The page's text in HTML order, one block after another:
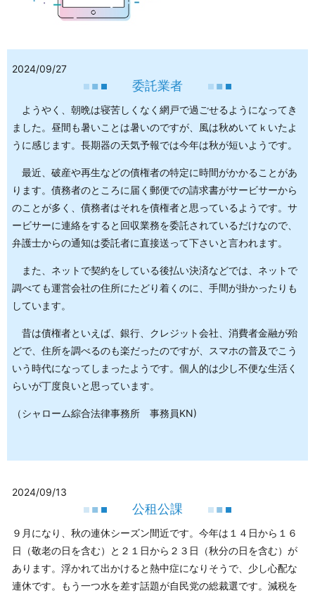
2024/09/27
委託業者
ようやく、朝晩は寝苦しくなく網戸で過ごせるようになってき
ました。昼間も暑いことは暑いのですが、風は秋めいてｋいたよ
うに感じます。長期器の天気予報では今年は秋が短いようです。
最近、破産や再生などの債権者の特定に時間がかかることがあ
ります。債務者のところに届く郵便での請求書がサービサーから
のことが多く、債務者はそれを債権者と思っているようです。サ
ービサーに連絡をすると回収業務を委託されているだけなので、
弁護士からの通知は委託者に直接送って下さいと言われます。
また、ネットで契約をしている後払い決済などでは、ネットで
調べても運営会社の住所にたどり着くのに、手間が掛かったりも
しています。
昔は債権者といえば、銀行、クレジット会社、消費者金融が殆
どで、住所を調べるのも楽だったのですが、スマホの普及でこう
いう時代になってしまったようです。個人的は少し不便な生活く
らいが丁度良いと思っています。
（シャローム綜合法律事務所 事務員KN)
2024/09/13
公租公課
９月になり、秋の連休シーズン間近です。今年は１４日から１６
日（敬老の日を含む）と２１日から２３日（秋分の日を含む）が
あります。浮かれて出かけると熱中症になりそうで、少し心配な
連休です。もう一つ水を差す話題が自民党の総裁選です。減税を